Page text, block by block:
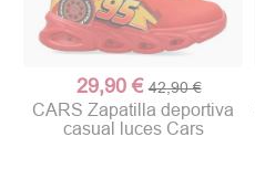
29,90 € 42,90 €
CARS Zapatilla deportiva
casual luces Cars